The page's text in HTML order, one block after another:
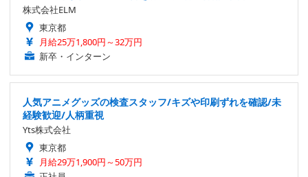
株式会社ELM
東京都
月給25万1,800円～32万円
新卒・インターン
人気アニメグッズの検査スタッフ/キズや印刷ずれを確認/未
経験歓迎/人柄重視
Yts株式会社
東京都
月給29万1,900円～50万円